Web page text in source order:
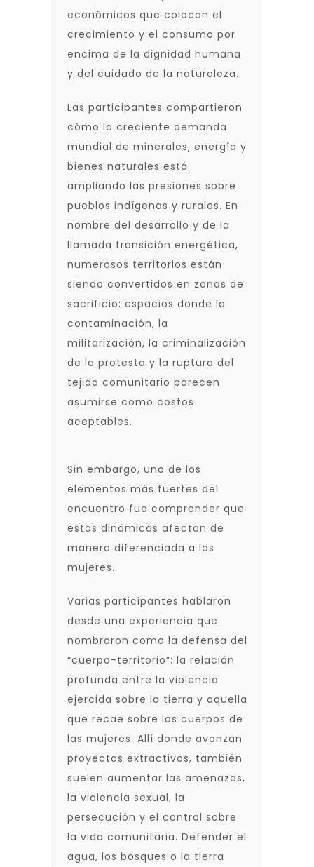
económicos que colocan el
crecimiento y el consumo por
encima de la dignidad humana
y del cuidado de la naturaleza.
Las participantes compartieron
cómo la creciente demanda
mundial de minerales, energía y
bienes naturales está
ampliando las presiones sobre
pueblos indígenas y rurales. En
nombre del desarrollo y de la
llamada transición energética,
numerosos territorios están
siendo convertidos en zonas de
sacrificio: espacios donde la
contaminación, la
militarización, la criminalización
de la protesta y la ruptura del
tejido comunitario parecen
asumirse como costos
aceptables.
Sin embargo, uno de los
elementos más fuertes del
encuentro fue comprender que
estas dinámicas afectan de
manera diferenciada a las
mujeres.
Varias participantes hablaron
desde una experiencia que
nombraron como la defensa del
“cuerpo-territorio”: la relación
profunda entre la violencia
ejercida sobre la tierra y aquella
que recae sobre los cuerpos de
las mujeres. Allí donde avanzan
proyectos extractivos, también
suelen aumentar las amenazas,
la violencia sexual, la
persecución y el control sobre
la vida comunitaria. Defender el
agua, los bosques o la tierra